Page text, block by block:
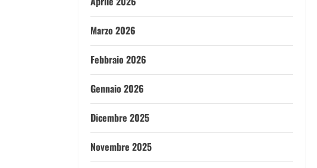
Marzo 2026
Febbraio 2026
Gennaio 2026
Dicembre 2025
Novembre 2025